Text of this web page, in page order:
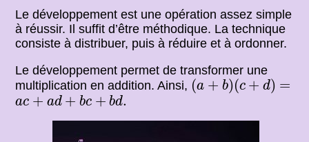
Le développement est une opération assez simple
à réussir. Il suffit d’être méthodique. La technique
consiste à distribuer, puis à réduire et à ordonner.
Le développement permet de transformer une
multiplication en addition. Ainsi, (a + b)(c + d)
(a+b)(c+ d) =
=
ac + ad + bc + bd.
ac+ad+bc+bd .